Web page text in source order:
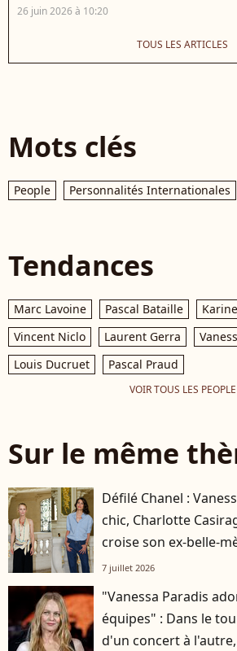
26 juin 2026 à 10:20
TOUS LES ARTICLES
Mots clés
People Personnalités Internationales
Tendances
Marc Lavoine Pascal Bataille
Vincent Niclo
Laurent Gerra
Louis Ducruet
Pascal Praud
VOIR TOUS LES PEOPLE
Sur le même
Défilé Chanel :
chic, Charlotte
croise son ex-belle-
7 juillet 2026
"Vanessa Paradis
équipes" : Dans le
d'un concert à